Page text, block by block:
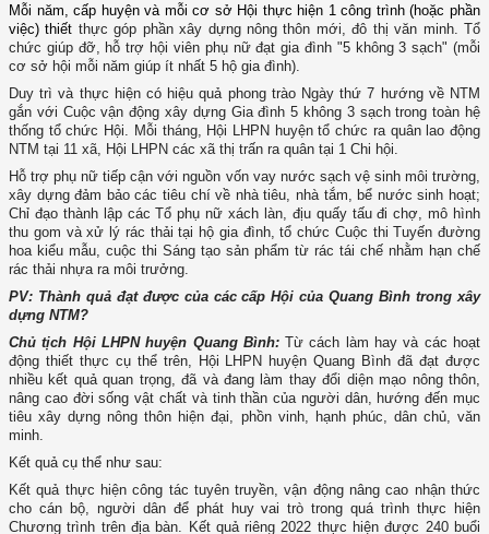
Mỗi năm, cấp huyện và mỗi cơ sở Hội thực hiện 1 công trình (hoặc phần
việc) thiết thực góp phần xây dựng nông thôn mới, đô thị văn minh. Tổ
chức giúp đỡ, hỗ trợ hội viên phụ nữ đạt gia đình "5 không 3 sạch" (mỗi
cơ sở hội mỗi năm giúp ít nhất 5 hộ gia đình).
Duy trì và thực hiện có hiệu quả phong trào Ngày thứ 7 hướng về NTM
gắn với Cuộc vận động xây dựng Gia đình 5 không 3 sạch trong toàn hệ
thống tổ chức Hội. Mỗi tháng, Hội LHPN huyện tổ chức ra quân lao động
NTM tại 11 xã, Hội LHPN các xã thị trấn ra quân tại 1 Chi hội.
Hỗ trợ phụ nữ tiếp cận với nguồn vốn vay nước sạch vệ sinh môi trường,
xây dựng đảm bảo các tiêu chí về nhà tiêu, nhà tắm, bể nước sinh hoạt;
Chỉ đạo thành lập các Tổ phụ nữ xách làn, địu quấy tấu đi chợ, mô hình
thu gom và xử lý rác thải tại hộ gia đình, tổ chức Cuộc thi Tuyến đường
hoa kiểu mẫu, cuộc thi Sáng tạo sản phẩm từ rác tái chế nhằm hạn chế
rác thải nhựa ra môi trưởng.
PV: Thành quả đạt được của các cấp Hội của Quang Bình trong xây
dựng NTM?
Chủ tịch Hội LHPN huyện Quang Bình:Từ cách làm hay và các hoạt
động thiết thực cụ thể trên, Hội LHPN huyện Quang Bình đã đạt được
nhiều kết quả quan trọng, đã và đang làm thay đổi diện mạo nông thôn,
nâng cao đời sống vật chất và tinh thần của người dân, hướng đến mục
tiêu xây dựng nông thôn hiện đại, phồn vinh, hạnh phúc, dân chủ, văn
minh.
Kết quả cụ thể như sau:
Kết quả thực hiện công tác tuyên truyền, vận động nâng cao nhận thức
cho cán bộ, người dân để phát huy vai trò trong quá trình thực hiện
Chương trình trên địa bàn. Kết quả riêng 2022 thực hiện được 240 buổi